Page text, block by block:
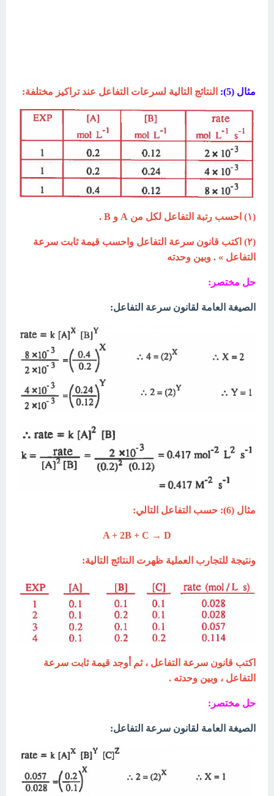
مثال (5): النتائج التالية لسرعات التفاعل عند تراكيز مختلفة:
(۱) احسب رتبة التفاعل لكل من A و B .
(۲) اكتب قانون سرعة التفاعل واحسب قيمة ثابت سرعة
التفاعل » . وبين وحدته
حل مختصر:
الصيغة العامة لقانون سرعة التفاعل:
مثال (6): حسب التفاعل التالي:
A + 2B + C → D
ونتيجة للتجارب العملية ظهرت النتائج التالية:
اكتب قانون سرعة التفاعل ، ثم أوجد قيمة ثابت سرعة
التفاعل ، وبين وحدته .
حل مختصر:
الصيغة العامة لقانون سرعة التفاعل: